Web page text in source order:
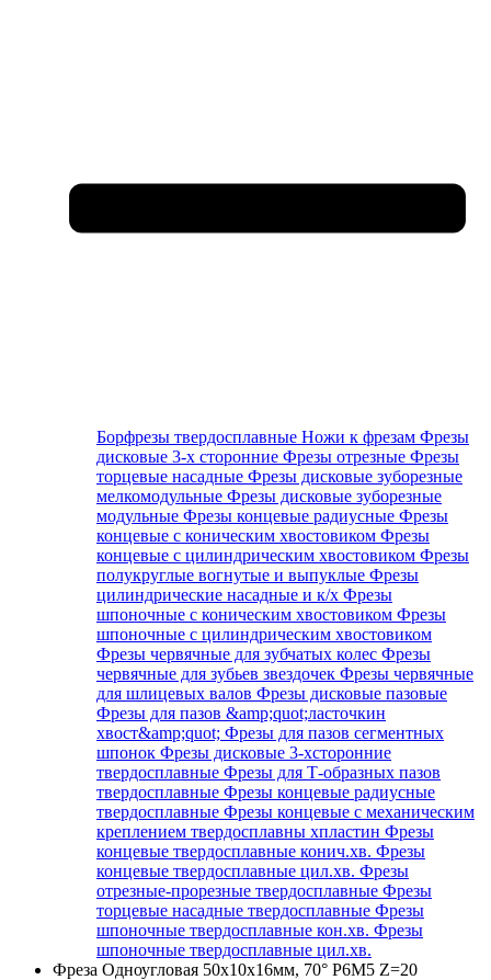
Борфрезы твердосплавные Ножи к фрезам Фрезы
дисковые 3-х сторонние Фрезы отрезные Фрезы
торцевые насадные Фрезы дисковые зуборезные
мелкомодульные Фрезы дисковые зуборезные
модульные Фрезы концевые радиусные Фрезы
концевые с коническим хвостовиком Фрезы
концевые с цилиндрическим хвостовиком Фрезы
полукруглые вогнутые и выпуклые Фрезы
цилиндрические насадные и к/х Фрезы
шпоночные с коническим хвостовиком Фрезы
шпоночные с цилиндрическим хвостовиком
Фрезы червячные для зубчатых колес Фрезы
червячные для зубьев звездочек Фрезы червячные
для шлицевых валов Фрезы дисковые пазовые
Фрезы для пазов &amp;quot;ласточкин
хвост&amp;quot; Фрезы для пазов сегментных
шпонок Фрезы дисковые 3-хсторонние
твердосплавные Фрезы для Т-образных пазов
твердосплавные Фрезы концевые радиусные
твердосплавные Фрезы концевые с механическим
креплением твердосплавны хпластин Фрезы
концевые твердосплавные конич.хв. Фрезы
концевые твердосплавные цил.хв. Фрезы
отрезные-прорезные твердосплавные Фрезы
торцевые насадные твердосплавные Фрезы
шпоночные твердосплавные кон.хв. Фрезы
шпоночные твердосплавные цил.хв.
Фреза Одноугловая 50х10х16мм, 70° Р6М5 Z=20